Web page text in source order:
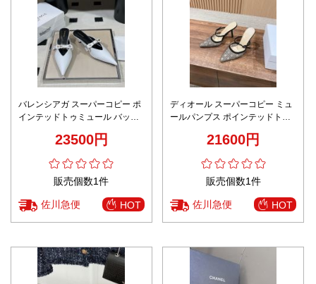
バレンシアガ スーパーコピー ポ
インテッドトゥミュール バック
23500円
販売個数1件
佐川急便 HOT
ディオール スーパーコピー ミュ
ールパンプス ポインテッドトゥ
21600円
販売個数1件
佐川急便 HOT